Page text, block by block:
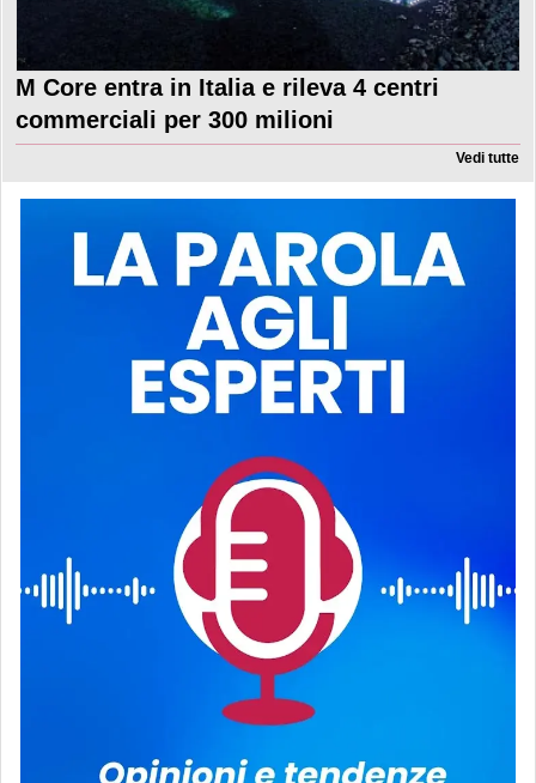
M Core entra in Italia e rileva 4 centri
commerciali per 300 milioni
Vedi tutte